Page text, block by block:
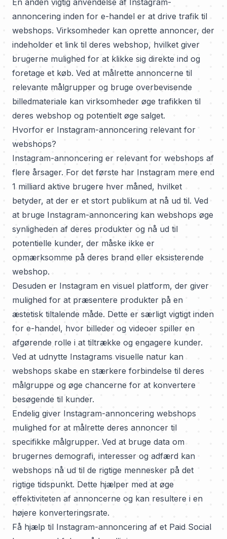
En anden vigtig anvendelse af Instagram-
annoncering inden for e-handel er at drive trafik til
webshops. Virksomheder kan oprette annoncer, der
indeholder et link til deres webshop, hvilket giver
brugerne mulighed for at klikke sig direkte ind og
foretage et køb. Ved at målrette annoncerne til
relevante målgrupper og bruge overbevisende
billedmateriale kan virksomheder øge trafikken til
deres webshop og potentielt øge salget.
Hvorfor er Instagram-annoncering relevant for
webshops?
Instagram-annoncering er relevant for webshops af
flere årsager. For det første har Instagram mere end
1 milliard aktive brugere hver måned, hvilket
betyder, at der er et stort publikum at nå ud til. Ved
at bruge Instagram-annoncering kan webshops øge
synligheden af deres produkter og nå ud til
potentielle kunder, der måske ikke er
opmærksomme på deres brand eller eksisterende
webshop.
Desuden er Instagram en visuel platform, der giver
mulighed for at præsentere produkter på en
æstetisk tiltalende måde. Dette er særligt vigtigt inden
for e-handel, hvor billeder og videoer spiller en
afgørende rolle i at tiltrække og engagere kunder.
Ved at udnytte Instagrams visuelle natur kan
webshops skabe en stærkere forbindelse til deres
målgruppe og øge chancerne for at konvertere
besøgende til kunder.
Endelig giver Instagram-annoncering webshops
mulighed for at målrette deres annoncer til
specifikke målgrupper. Ved at bruge data om
brugernes demografi, interesser og adfærd kan
webshops nå ud til de rigtige mennesker på det
rigtige tidspunkt. Dette hjælper med at øge
effektiviteten af annoncerne og kan resultere i en
højere konverteringsrate.
Få hjælp til Instagram-annoncering af et Paid Social